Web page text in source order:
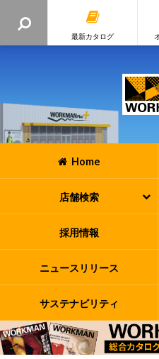
最新カタログ
Home
店舗検索
採用情報
ニュースリリース
サステナビリティ